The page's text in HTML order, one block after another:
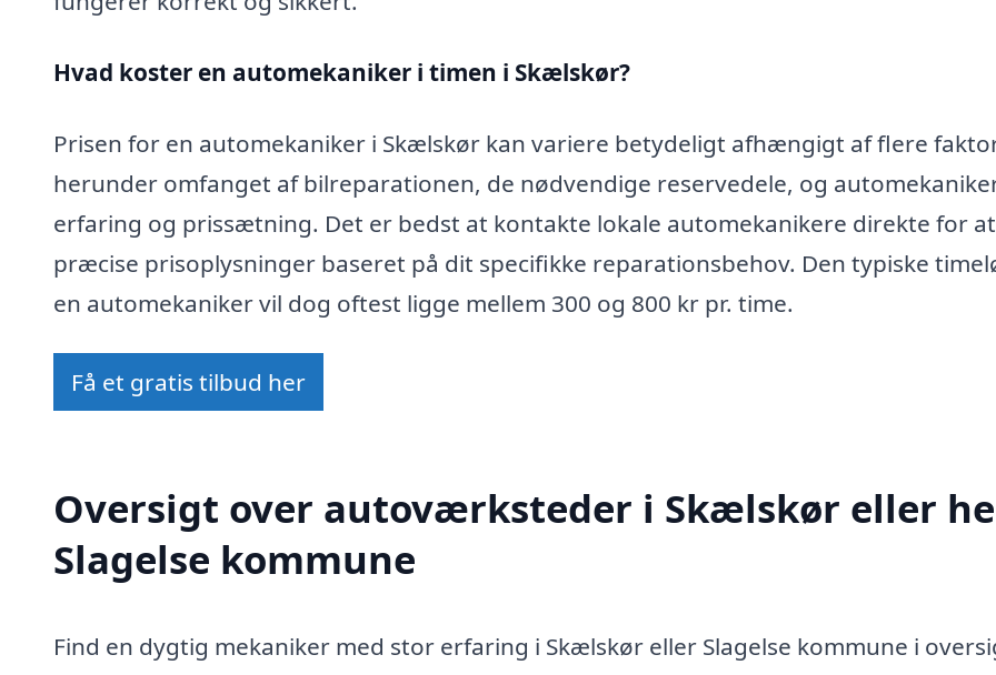
Hvad koster en automekaniker i timen i Skælskør?
Prisen for en automekaniker i Skælskør kan variere betydeligt afhængigt af flere
herunder omfanget af bilreparationen, de nødvendige reservedele, og
erfaring og prissætning. Det er bedst at kontakte lokale automekanikere direkte for
præcise prisoplysninger baseret på dit specifikke reparationsbehov. Den typiske
en automekaniker vil dog oftest ligge mellem 300 og 800 kr pr. time.
Få et gratis tilbud her
Oversigt over autoværksteder i Skælskør eller
Slagelse kommune
Find en dygtig mekaniker med stor erfaring i Skælskør eller Slagelse kommune i